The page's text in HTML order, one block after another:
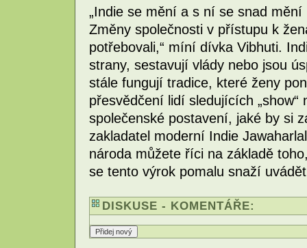
„Indie se mění a s ní se snad
Změny společnosti v přístupu k
potřebovali,“ míní dívka Vibhuti.
strany, sestavují vlády nebo jsou
stále fungují tradice, které ženy
přesvědčení lidí sledujících
společenské postavení, jaké by si
zakladatel moderní Indie
národa můžete říci na základě
se tento výrok pomalu snaží
DISKUSE - KOMENTÁŘE: